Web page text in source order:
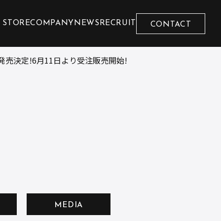
COMPANY NEWS RECRUIT CONTACT
売決定!6月11日より受注販売開始!
MEDIA